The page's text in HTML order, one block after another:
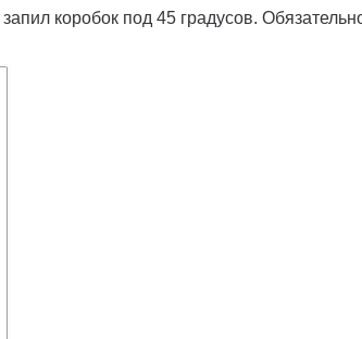
коробок под 45 градусов.